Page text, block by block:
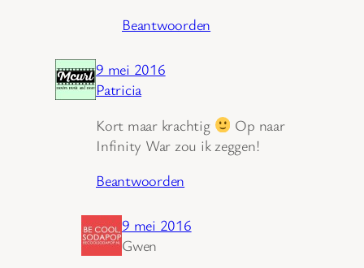
Beantwoorden
9 mei 2016
Patricia
Kort maar krachtig
Op naar
Infinity War zou ik zeggen!
Beantwoorden
9 mei 2016
Gwen